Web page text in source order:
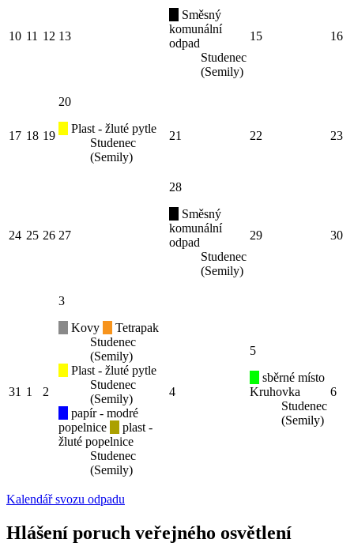
10 11 12 13
Směsný
komunální
odpad
Studenec
(Semily)
15 16
17 18 19
20
Plast - žluté pytle
Studenec
(Semily)
21 22 23
24 25 26 27
28
Směsný
komunální
odpad
Studenec
(Semily)
29 30
31 1 2
3
Kovy
Tetrapak
Studenec
(Semily)
Plast - žluté pytle
Studenec
(Semily)
papír - modré
popelnice
plast -
žluté popelnice
Studenec
(Semily)
4
5
sběrné místo
Kruhovka
Studenec
(Semily)
6
Kalendář svozu odpadu
Hlášení poruch veřejného osvětlení